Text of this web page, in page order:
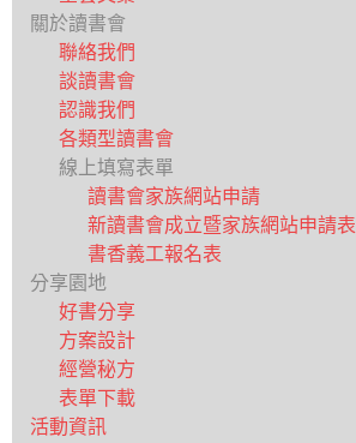
關於讀書會
聯絡我們
談讀書會
認識我們
各類型讀書會
線上填寫表單
讀書會家族網站申請
新讀書會成立暨家族網站申請表
書香義工報名表
分享園地
好書分享
方案設計
經營秘方
表單下載
活動資訊